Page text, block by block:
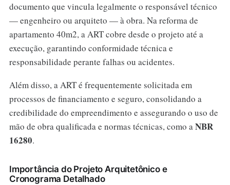
documento que vincula legalmente o responsável técnico
— engenheiro ou arquiteto — à obra. Na reforma de
apartamento 40m2, a ART cobre desde o projeto até a
execução, garantindo conformidade técnica e
responsabilidade perante falhas ou acidentes.
Além disso, a ART é frequentemente solicitada em
processos de financiamento e seguro, consolidando a
credibilidade do empreendimento e assegurando o uso de
mão de obra qualificada e normas técnicas, como aNBR
16280.
Importância do Projeto Arquitetônico e
Cronograma Detalhado